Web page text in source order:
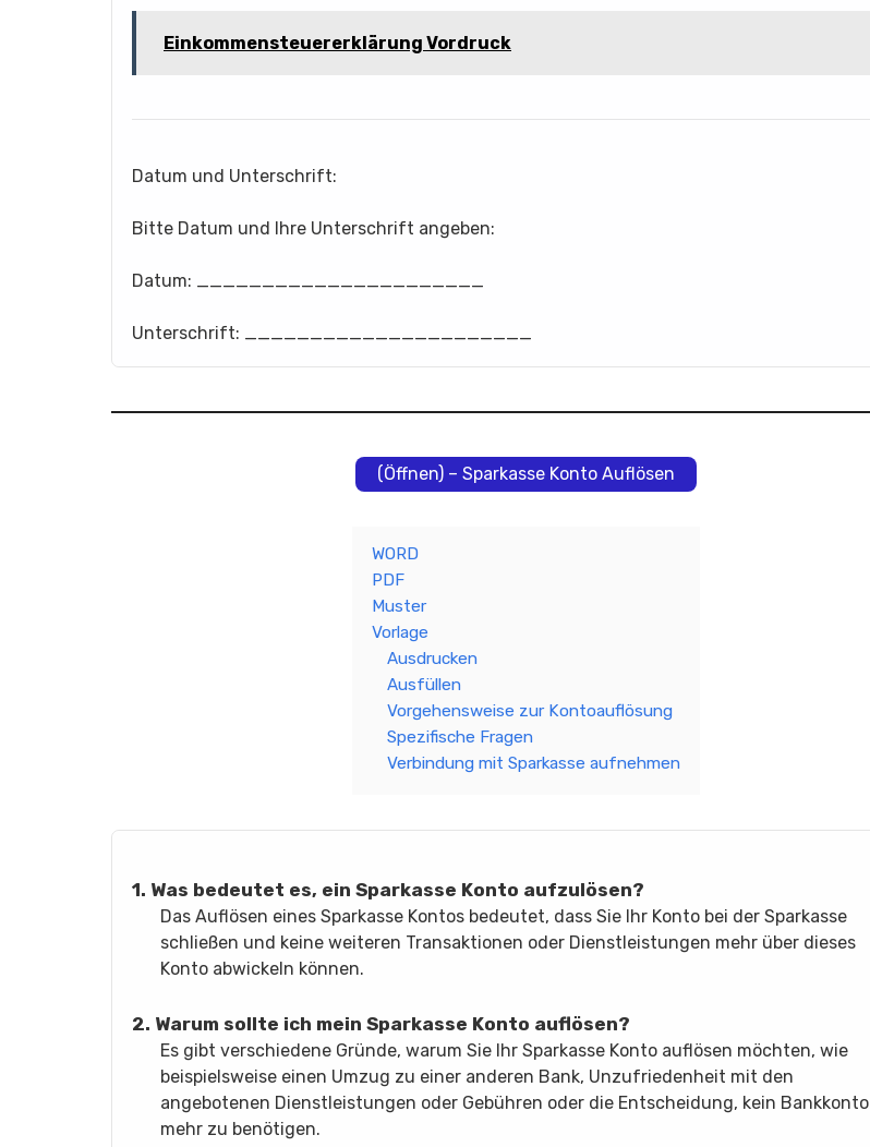
Einkommensteuererklärung Vordruck
Datum und Unterschrift:
Bitte Datum und Ihre Unterschrift angeben:
Datum: ______________________
Unterschrift: ______________________
(Öffnen) – Sparkasse Konto Auflösen
WORD
PDF
Muster
Vorlage
Ausdrucken
Ausfüllen
Vorgehensweise zur Kontoauflösung
Spezifische Fragen
Verbindung mit Sparkasse aufnehmen
1. Was bedeutet es, ein Sparkasse Konto aufzulösen?
Das Auflösen eines Sparkasse Kontos bedeutet, dass Sie Ihr Konto bei der Sparkasse
schließen und keine weiteren Transaktionen oder Dienstleistungen mehr über dieses
Konto abwickeln können.
2. Warum sollte ich mein Sparkasse Konto auflösen?
Es gibt verschiedene Gründe, warum Sie Ihr Sparkasse Konto auflösen möchten, wie
beispielsweise einen Umzug zu einer anderen Bank, Unzufriedenheit mit den
angebotenen Dienstleistungen oder Gebühren oder die Entscheidung, kein Bankkonto
mehr zu benötigen.